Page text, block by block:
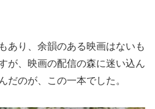
あり、余韻のある映画はないも
が、映画の配信の森に迷い込ん
だのが、この一本でした。